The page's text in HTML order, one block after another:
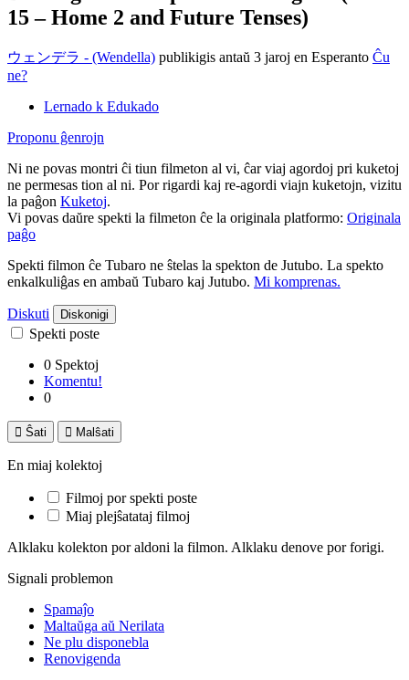
15 – Home 2 and Future Tenses)
ウェンデラ - (Wendella) publikigis antaŭ 3 jaroj en Esperanto Ĉu
ne?
Lernado k Edukado
Proponu ĝenrojn
Ni ne povas montri ĉi tiun filmeton al vi, ĉar viaj agordoj pri kuketoj
ne permesas tion al ni. Por rigardi kaj re-agordi viajn kuketojn, vizitu
la paĝon Kuketoj.
Vi povas daŭre spekti la filmeton ĉe la originala platformo: Originala
paĝo
Spekti filmon ĉe Tubaro ne ŝtelas la spekton de Jutubo. La spekto
enkalkuliĝas en ambaŭ Tubaro kaj Jutubo. Mi komprenas.
Diskuti Diskonigi
Spekti poste
0 Spektoj
Komentu!
0
 Ŝati  Malŝati
En miaj kolektoj
Filmoj por spekti poste
Miaj plejŝatataj filmoj
Alklaku kolekton por aldoni la filmon. Alklaku denove por forigi.
Signali problemon
Spamaĵo
Maltaŭga aŭ Nerilata
Ne plu disponebla
Renovigenda